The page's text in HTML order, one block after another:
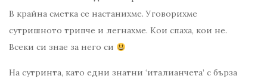
В крайна сметка се настанихме. Уговорихме
сутришното трипче и легнахме. Кои спаха, кои не.
Всеки си знае за него си
На сутринта, като едни знатни ‘италианчета’ с бърза